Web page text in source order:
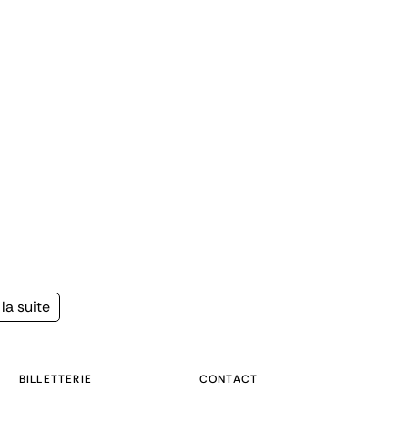
suite
BILLETTERIE CONTACT